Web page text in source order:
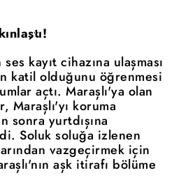
kayıt cihazına ulaşması
katil olduğunu öğrenmesi
açtı. Maraşlı'ya olan
Maraşlı'yı koruma
sonra yurtdışına
Soluk soluğa izlenen
vazgeçirmek için
aşk itirafı bölüme